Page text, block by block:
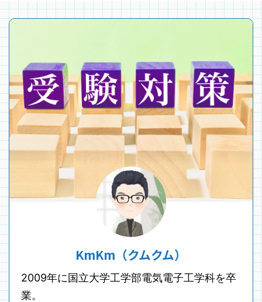
KmKm（クムクム）
2009年に国立大学工学部電気電子工学科を卒
業。